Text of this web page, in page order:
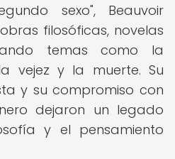
sexo", Beauvoir
filosóficas, novelas
temas como la
vejez y la muerte. Su
y su compromiso con
dejaron un legado
y el pensamiento